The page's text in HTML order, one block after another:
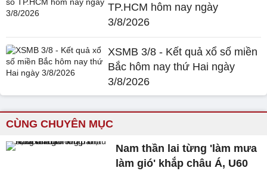
TP.HCM hôm nay ngày
3/8/2026
XSMB 3/8 - Kết quả xổ số miền
Bắc hôm nay thứ Hai ngày
3/8/2026
CÙNG CHUYÊN MỤC
Nam thần lai từng 'làm mưa
làm gió' khắp châu Á, U60